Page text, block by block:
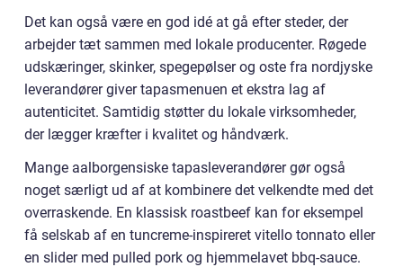
Det kan også være en god idé at gå efter steder, der
arbejder tæt sammen med lokale producenter. Røgede
udskæringer, skinker, spegepølser og oste fra nordjyske
leverandører giver tapasmenuen et ekstra lag af
autenticitet. Samtidig støtter du lokale virksomheder,
der lægger kræfter i kvalitet og håndværk.
Mange aalborgensiske tapasleverandører gør også
noget særligt ud af at kombinere det velkendte med det
overraskende. En klassisk roastbeef kan for eksempel
få selskab af en tuncreme-inspireret vitello tonnato eller
en slider med pulled pork og hjemmelavet bbq-sauce.